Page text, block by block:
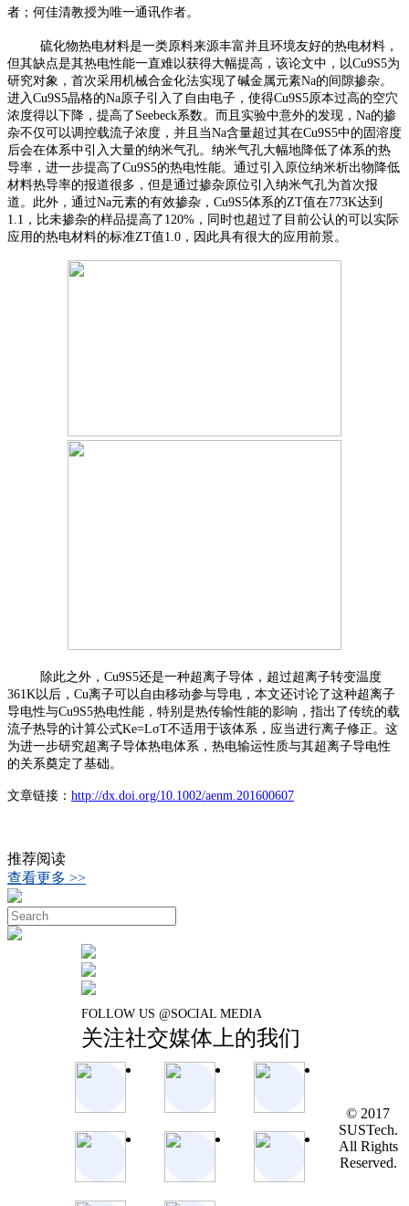
者；何佳清教授为唯一通讯作者。
硫化物热电材料是一类原料来源丰富并且环境友好的热电材料，
但其缺点是其热电性能一直难以获得大幅提高，该论文中，以Cu9S5为
研究对象，首次采用机械合金化法实现了碱金属元素Na的间隙掺杂。
进入Cu9S5晶格的Na原子引入了自由电子，使得Cu9S5原本过高的空穴
浓度得以下降，提高了Seebeck系数。而且实验中意外的发现，Na的掺
杂不仅可以调控载流子浓度，并且当Na含量超过其在Cu9S5中的固溶度
后会在体系中引入大量的纳米气孔。纳米气孔大幅地降低了体系的热
导率，进一步提高了Cu9S5的热电性能。通过引入原位纳米析出物降低
材料热导率的报道很多，但是通过掺杂原位引入纳米气孔为首次报
道。此外，通过Na元素的有效掺杂，Cu9S5体系的ZT值在773K达到
1.1，比未掺杂的样品提高了120%，同时也超过了目前公认的可以实际
应用的热电材料的标准ZT值1.0，因此具有很大的应用前景。
除此之外，Cu9S5还是一种超离子导体，超过超离子转变温度
361K以后，Cu离子可以自由移动参与导电，本文还讨论了这种超离子
导电性与Cu9S5热电性能，特别是热传输性能的影响，指出了传统的载
流子热导的计算公式Ke=LσT不适用于该体系，应当进行离子修正。这
为进一步研究超离子导体热电体系，热电输运性质与其超离子导电性
的关系奠定了基础。
文章链接： http://dx.doi.org/10.1002/aenm.201600607
推荐阅读
查看更多 >>
FOLLOW US @SOCIAL MEDIA
关注社交媒体上的我们
© 2017
SUSTech.
All Rights
Reserved.